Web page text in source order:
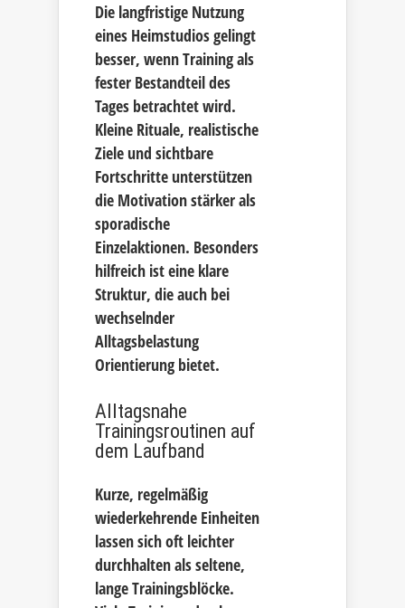
Die langfristige Nutzung
eines Heimstudios gelingt
besser, wenn Training als
fester Bestandteil des
Tages betrachtet wird.
Kleine Rituale, realistische
Ziele und sichtbare
Fortschritte unterstützen
die Motivation stärker als
sporadische
Einzelaktionen. Besonders
hilfreich ist eine klare
Struktur, die auch bei
wechselnder
Alltagsbelastung
Orientierung bietet.
Alltagsnahe
Trainingsroutinen auf
dem Laufband
Kurze, regelmäßig
wiederkehrende Einheiten
lassen sich oft leichter
durchhalten als seltene,
lange Trainingsblöcke.